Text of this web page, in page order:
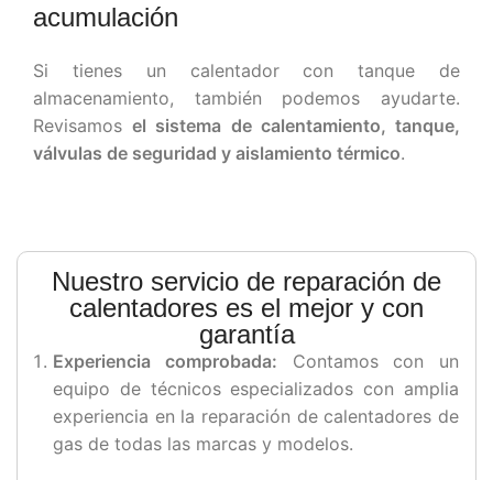
acumulación
Si tienes un calentador con tanque de
almacenamiento, también podemos ayudarte.
Revisamosel sistema de calentamiento, tanque,
válvulas de seguridad y aislamiento térmico.
Nuestro servicio de reparación de
calentadores es el mejor y con
garantía
Experiencia comprobada: Contamos con un
equipo de técnicos especializados con amplia
experiencia en la reparación de calentadores de
gas de todas las marcas y modelos.